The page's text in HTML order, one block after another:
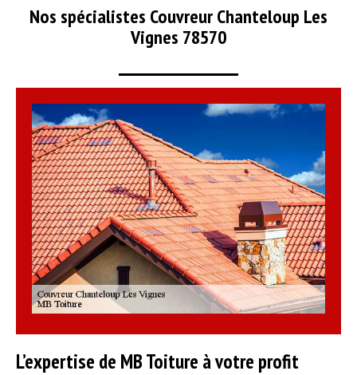
Nos spécialistes Couvreur Chanteloup Les
Vignes 78570
L’expertise de MB Toiture à votre profit